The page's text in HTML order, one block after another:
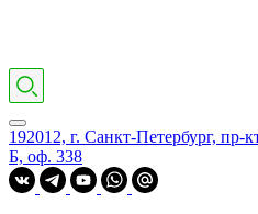
192012, г. Санкт-Петербург, пр-
Б, оф. 338